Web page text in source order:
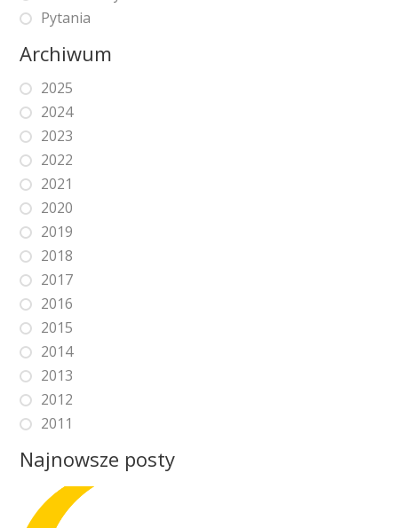
Pytania
Archiwum
2025
2024
2023
2022
2021
2020
2019
2018
2017
2016
2015
2014
2013
2012
2011
Najnowsze posty